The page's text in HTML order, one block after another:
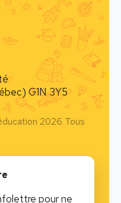
G1N 3Y5
2026 Tous
pour ne